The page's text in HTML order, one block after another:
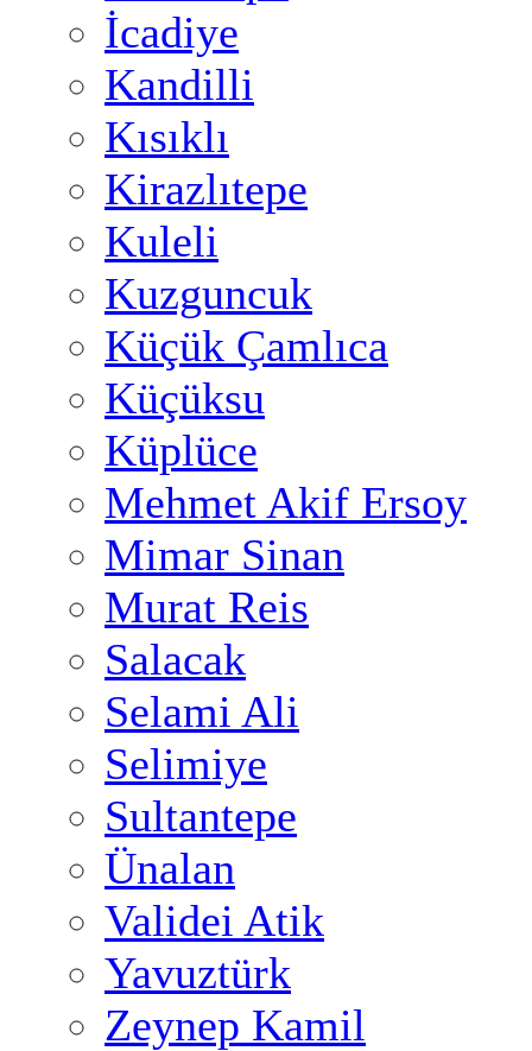
İcadiye
Kandilli
Kısıklı
Kirazlıtepe
Kuleli
Kuzguncuk
Küçük Çamlıca
Küçüksu
Küplüce
Mehmet Akif Ersoy
Mimar Sinan
Murat Reis
Salacak
Selami Ali
Selimiye
Sultantepe
Ünalan
Validei Atik
Yavuztürk
Zeynep Kamil